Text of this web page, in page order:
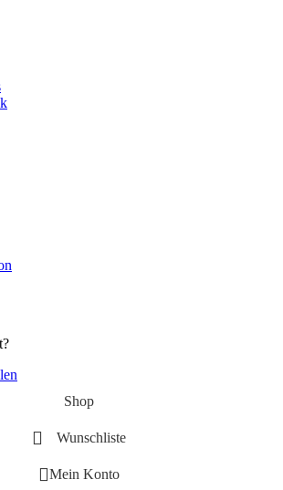
Shop
Wunschliste
Mein Konto